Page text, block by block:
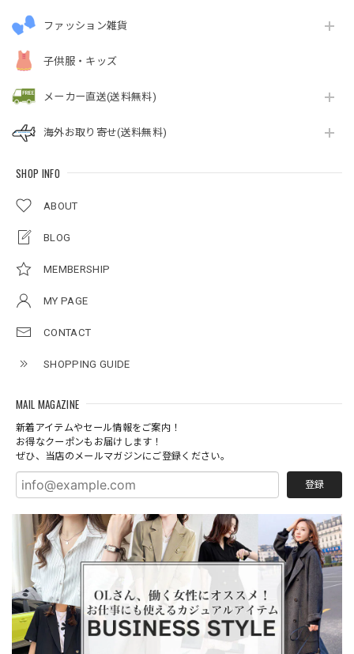
ファッション雑貨
子供服・キッズ
メーカー直送(送料無料)
海外お取り寄せ(送料無料)
SHOP INFO
ABOUT
BLOG
MEMBERSHIP
MY PAGE
CONTACT
SHOPPING GUIDE
MAIL MAGAZINE
新着アイテムやセール情報をご案内！
お得なクーポンもお届けします！
ぜひ、当店のメールマガジンにご登録ください。
登録